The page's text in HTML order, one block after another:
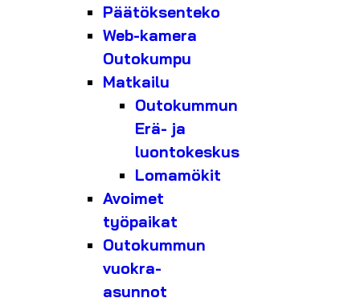
Päätöksenteko
Web-kamera
Outokumpu
Matkailu
Outokummun
Erä- ja
luontokeskus
Lomamökit
Avoimet
työpaikat
Outokummun
vuokra-
asunnot